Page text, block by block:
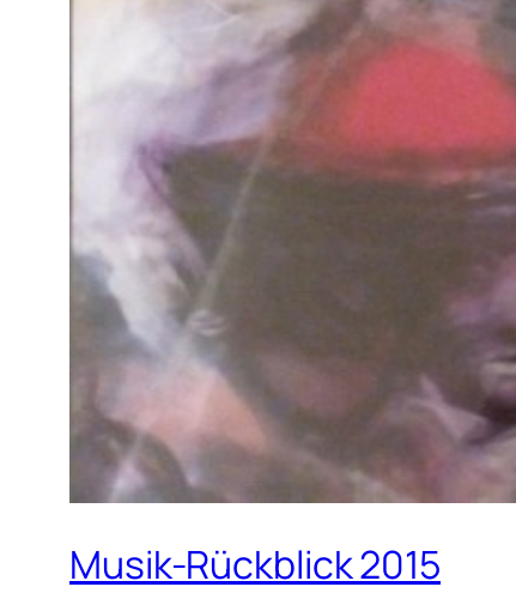
Musik-Rückblick 2015